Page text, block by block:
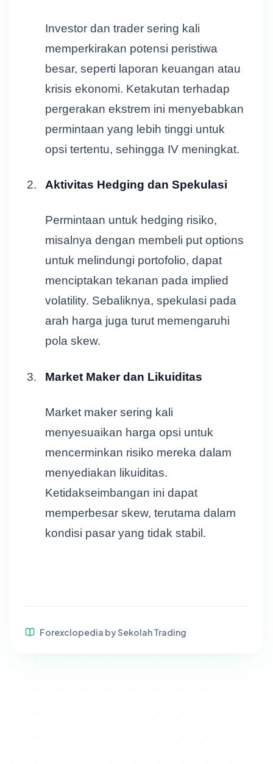
Investor dan trader sering kali
memperkirakan potensi peristiwa
besar, seperti laporan keuangan atau
krisis ekonomi. Ketakutan terhadap
pergerakan ekstrem ini menyebabkan
permintaan yang lebih tinggi untuk
opsi tertentu, sehingga IV meningkat.
Aktivitas Hedging dan Spekulasi
Permintaan untuk hedging risiko,
misalnya dengan membeli put options
untuk melindungi portofolio, dapat
menciptakan tekanan pada implied
volatility. Sebaliknya, spekulasi pada
arah harga juga turut memengaruhi
pola skew.
Market Maker dan Likuiditas
Market maker sering kali
menyesuaikan harga opsi untuk
mencerminkan risiko mereka dalam
menyediakan likuiditas.
Ketidakseimbangan ini dapat
memperbesar skew, terutama dalam
kondisi pasar yang tidak stabil.
Forexclopedia by Sekolah Trading